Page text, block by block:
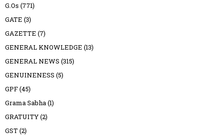
G.Os (771)
GATE (3)
GAZETTE (7)
GENERAL KNOWLEDGE (13)
GENERAL NEWS (315)
GENUINENESS (5)
GPF(45)
Grama Sabha(1)
GRATUITY(2)
GST(2)